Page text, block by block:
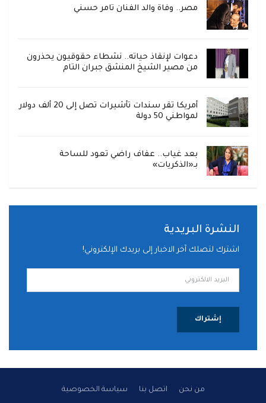
مصر.. وفاة والد الفنان تامر حسني
دعوات لإنقاذ حياته.. نشطاء حقوقيون يحذرون
من مصير الشيخ المنشق جبران التام
أمريكا تقر سندات تأشيرات تصل إلى 20 ألف دولار
لمواطني 50 دولة
بعد غياب.. عفاف راضي تعود للساحة
بـ«الذكريات»
النشرة البريدية
اشترك لتصلك آخر الاخبار إلى بريدك الإلكتروني!
إشتراك
من نحن اتصل بنا سياسة الخصوصية